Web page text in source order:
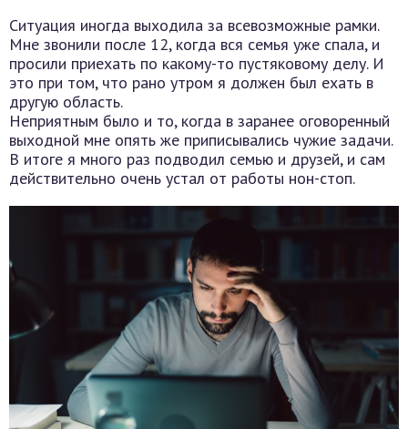
Ситуация иногда выходила за всевозможные рамки.
Мне звонили после 12, когда вся семья уже спала, и
просили приехать по какому-то пустяковому делу. И
это при том, что рано утром я должен был ехать в
другую область.
Неприятным было и то, когда в заранее оговоренный
выходной мне опять же приписывались чужие задачи.
В итоге я много раз подводил семью и друзей, и сам
действительно очень устал от работы нон-стоп.